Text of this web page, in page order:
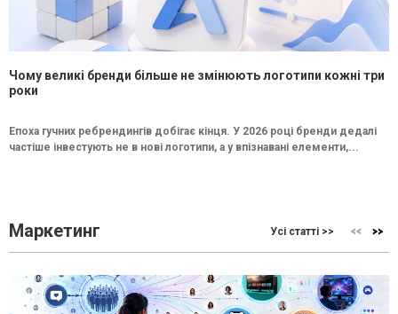
Чому великі бренди більше не змінюють логотипи кожні три
роки
Епоха гучних ребрендингів добігає кінця. У 2026 році бренди дедалі
частіше інвестують не в нові логотипи, а у впізнавані елементи,...
Маркетинг Усі статті >>